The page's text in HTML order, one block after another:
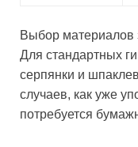
Выбор материалов
Для стандартных
серпянки и
случаев, как уже
потребуется